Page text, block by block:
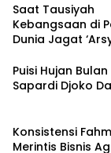
Saat Tausiyah
Kebangsaan di
Dunia Jagat
Dukungan dari
Puisi Hujan
Sapardi Djoko
Konsistensi
Merintis Bisnis